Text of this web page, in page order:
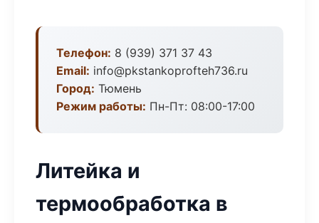
Телефон: 8 (939) 371 37 43
Email: info@pkstankoprofteh736.ru
Город: Тюмень
Режим работы: Пн-Пт: 08:00-17:00
Литейка и
термообработка в